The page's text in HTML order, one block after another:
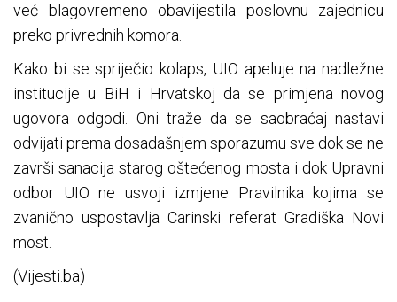
već blagovremeno obavijestila poslovnu zajednicu
preko privrednih komora.
Kako bi se spriječio kolaps, UIO apeluje na nadležne
institucije u BiH i Hrvatskoj da se primjena novog
ugovora odgodi. Oni traže da se saobraćaj nastavi
odvijati prema dosadašnjem sporazumu sve dok se ne
završi sanacija starog oštećenog mosta i dok Upravni
odbor UIO ne usvoji izmjene Pravilnika kojima se
zvanično uspostavlja Carinski referat Gradiška Novi
most.
(Vijesti.ba)